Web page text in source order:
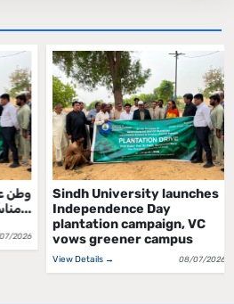
وطن عزیز کے جشنِ آزادی کی
View Details → 08/07/2026